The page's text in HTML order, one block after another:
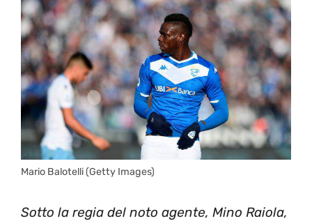
Mario Balotelli (Getty Images)
Sotto la regia del noto agente, Mino Raiola,